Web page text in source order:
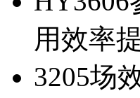
用效率
3205场